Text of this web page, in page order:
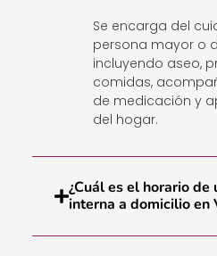
Se encarga del
persona mayor o
incluyendo aseo,
comidas,
de medicación y
del hogar.
¿Cuál es el horario de
interna a domicilio en